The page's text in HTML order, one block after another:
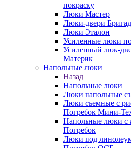
покраску
Люки Мастер
Люки-двери
Люки Эталон
Усиленные люки
Усиленный люк-
Материк
Напольные люки
Назад
Напольные люки
Люки напольные
Люки съемные с
Погребок Мини-
Напольные люки с
Погребок
Люки под